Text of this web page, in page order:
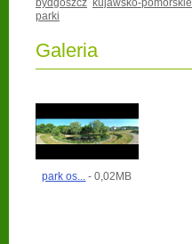
bydgoszcz kujawsko-pomorskie
parki
Galeria
park os... - 0,02MB